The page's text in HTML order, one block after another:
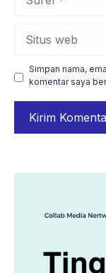
web
Simpan nama,
komentar saya